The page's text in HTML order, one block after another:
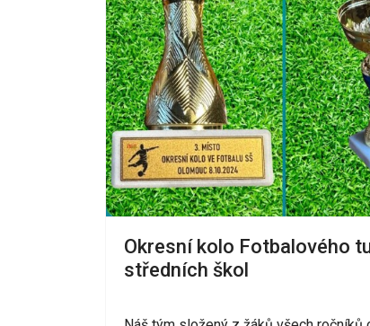
Okresní kolo Fotbalového
středních škol